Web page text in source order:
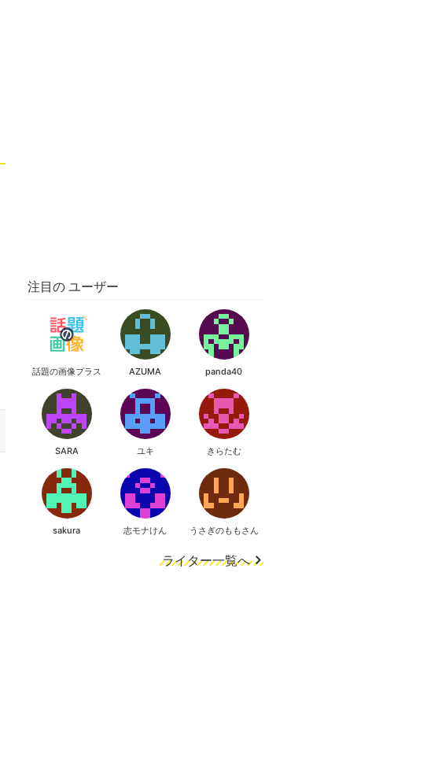
注目の ユーザー
話題の画像プラス AZUMA panda40
SARA ユキ きらたむ
sakura 志モナけん うさぎのももさん
ライター一覧へ